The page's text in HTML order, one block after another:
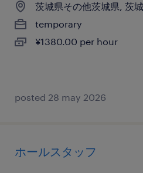
茨城県その他茨城県, 茨
temporary
¥1380.00 per hour
posted 28 may 2026
ホールスタッフ